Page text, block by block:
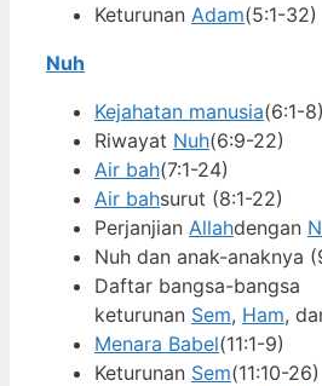
Keturunan Adam(5:1-32)
Nuh
Kejahatan manusia(6:1-8)
Riwayat Nuh(6:9-22)
Air bah(7:1-24)
Air bahsurut (8:1-22)
Perjanjian Allahdengan
Nuh dan anak-anaknya
Daftar bangsa-bangsa
keturunan Sem, Ham,
Menara Babel(11:1-9)
Keturunan Sem(11:10-26)